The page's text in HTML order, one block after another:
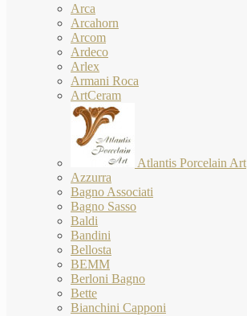
Arca
Arcahorn
Arcom
Ardeco
Arlex
Armani Roca
ArtCeram
Atlantis Porcelain Art
Azzurra
Bagno Associati
Bagno Sasso
Baldi
Bandini
Bellosta
BEMM
Berloni Bagno
Bette
Bianchini Capponi